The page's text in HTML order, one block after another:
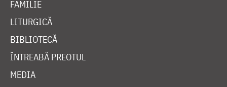
FAMILIE
LITURGICĂ
BIBLIOTECĂ
ÎNTREABĂ PREOTUL
MEDIA